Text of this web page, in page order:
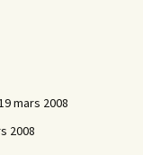
mars 2008
2008